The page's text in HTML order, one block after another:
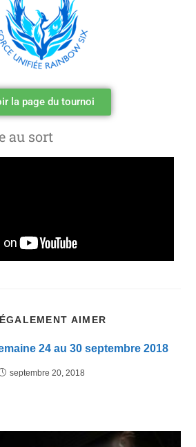
la page du tournoi
au sort
AIMER
24 au 30 septembre 2018
septembre 20, 2018